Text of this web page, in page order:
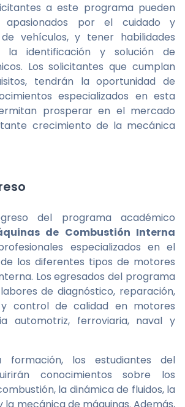
a este programa pueden
apasionados por el cuidado y
vehículos, y tener habilidades
la identificación y solución de
Los solicitantes que cumplan
tendrán la oportunidad de
especializados en esta
prosperar en el mercado
crecimiento de la mecánica
del programa académico
de Combustión Interna
especializados en el
los diferentes tipos de motores
Los egresados del programa
de diagnóstico, reparación,
y control de calidad en motores
automotriz, ferroviaria, naval y
formación, los estudiantes del
conocimientos sobre los
la dinámica de fluidos, la